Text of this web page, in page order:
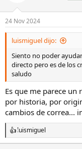
24 Nov 2024
luismiguel dijo:
Siento no poder
directo pero es de los
saludo
Es que me parece un
por historia, por
cambios de correa...
R
e
luismiguel